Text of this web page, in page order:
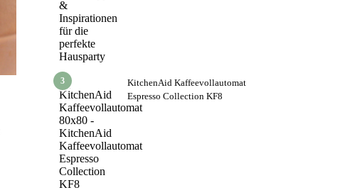
3
KitchenAid Kaffeevollautomat
Espresso Collection KF8